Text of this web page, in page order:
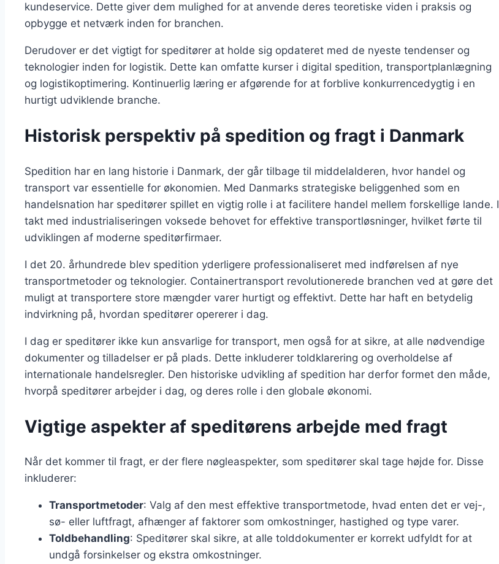
kundeservice. Dette giver dem mulighed for at anvende deres teoretiske viden i praksis og
opbygge et netværk inden for branchen.
Derudover er det vigtigt for speditører at holde sig opdateret med de nyeste tendenser og
teknologier inden for logistik. Dette kan omfatte kurser i digital spedition, transportplanlægning
og logistikoptimering. Kontinuerlig læring er afgørende for at forblive konkurrencedygtig i en
hurtigt udviklende branche.
Historisk perspektiv på spedition og fragt i Danmark
Spedition har en lang historie i Danmark, der går tilbage til middelalderen, hvor handel og
transport var essentielle for økonomien. Med Danmarks strategiske beliggenhed som en
handelsnation har speditører spillet en vigtig rolle i at facilitere handel mellem forskellige lande. I
takt med industrialiseringen voksede behovet for effektive transportløsninger, hvilket førte til
udviklingen af moderne speditørfirmaer.
I det 20. århundrede blev spedition yderligere professionaliseret med indførelsen af nye
transportmetoder og teknologier. Containertransport revolutionerede branchen ved at gøre det
muligt at transportere store mængder varer hurtigt og effektivt. Dette har haft en betydelig
indvirkning på, hvordan speditører opererer i dag.
I dag er speditører ikke kun ansvarlige for transport, men også for at sikre, at alle nødvendige
dokumenter og tilladelser er på plads. Dette inkluderer toldklarering og overholdelse af
internationale handelsregler. Den historiske udvikling af spedition har derfor formet den måde,
hvorpå speditører arbejder i dag, og deres rolle i den globale økonomi.
Vigtige aspekter af speditørens arbejde med fragt
Når det kommer til fragt, er der flere nøgleaspekter, som speditører skal tage højde for. Disse
inkluderer:
Transportmetoder: Valg af den mest effektive transportmetode, hvad enten det er vej-,
sø- eller luftfragt, afhænger af faktorer som omkostninger, hastighed og type varer.
Toldbehandling: Speditører skal sikre, at alle tolddokumenter er korrekt udfyldt for at
undgå forsinkelser og ekstra omkostninger.